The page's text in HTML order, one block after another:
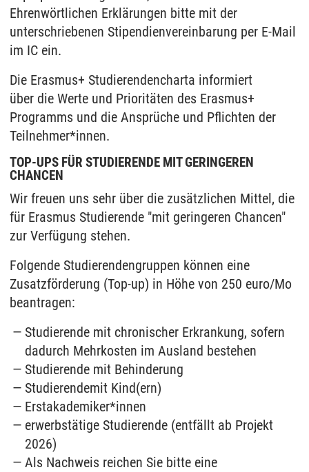
Ehrenwörtlichen Erklärungen bitte mit der
unterschriebenen Stipendienvereinbarung per E-Mail
im IC ein.
Die Erasmus+ Studierendencharta informiert
über die Werte und Prioritäten des Erasmus+
Programms und die Ansprüche und Pflichten der
Teilnehmer*innen.
TOP-UPS FÜR STUDIERENDE MIT GERINGEREN
CHANCEN
Wir freuen uns sehr über die zusätzlichen Mittel, die
für Erasmus Studierende "mit geringeren Chancen"
zur Verfügung stehen.
Folgende Studierendengruppen können eine
Zusatzförderung (Top-up) in Höhe von 250 euro/Mo
beantragen:
Studierende mit chronischer Erkrankung, sofern
dadurch Mehrkosten im Ausland bestehen
Studierende mit Behinderung
Studierendemit Kind(ern)
Erstakademiker*innen
erwerbstätige Studierende (entfällt ab Projekt
2026)
Als Nachweis reichen Sie bitte eine